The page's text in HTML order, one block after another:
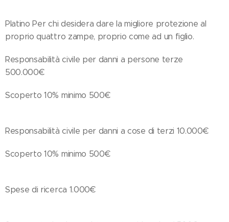
Platino Per chi desidera dare la migliore protezione al
proprio quattro zampe, proprio come ad un figlio.
Responsabilità civile per danni a persone terze
500.000€
Scoperto 10% minimo 500€
Responsabilità civile per danni a cose di terzi 10.000€
Scoperto 10% minimo 500€
Spese di ricerca 1.000€